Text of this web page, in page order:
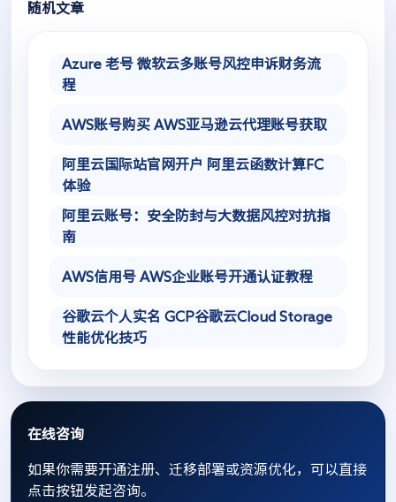
随机文章
Azure 老号 微软云多账号风控申诉财务流
程
AWS账号购买 AWS亚马逊云代理账号获取
阿里云国际站官网开户 阿里云函数计算FC
体验
阿里云账号：安全防封与大数据风控对抗指
南
AWS信用号 AWS企业账号开通认证教程
谷歌云个人实名 GCP谷歌云Cloud Storage
性能优化技巧
在线咨询
如果你需要开通注册、迁移部署或资源优化，可以直接
点击按钮发起咨询。